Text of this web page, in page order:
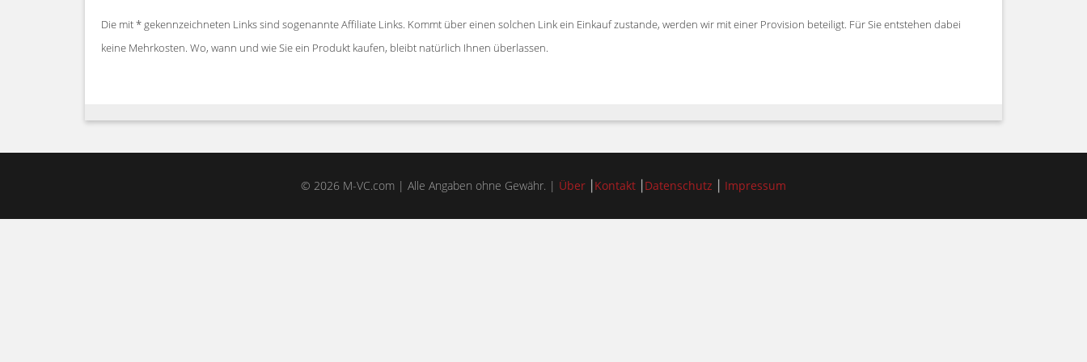
Die mit * gekennzeichneten Links sind sogenannte Affiliate Links. Kommt über einen solchen Link ein Einkauf zustande, werden wir mit einer Provision beteiligt. Für Sie entstehen dabei
keine Mehrkosten. Wo, wann und wie Sie ein Produkt kaufen, bleibt natürlich Ihnen überlassen.
© 2026 M-VC.com | Alle Angaben ohne Gewähr. | Über Kontakt Datenschutz Impressum